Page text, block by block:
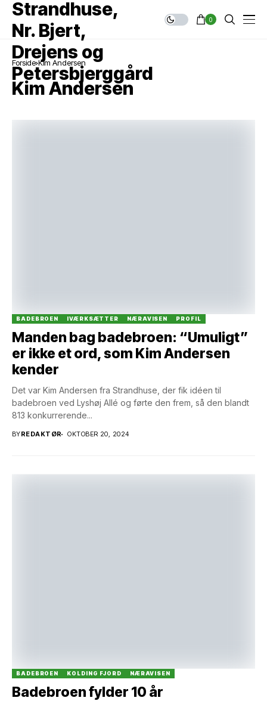
0
Forside Kim Andersen
Kim Andersen
BADEBROEN IVÆRKSÆTTER NÆRAVISEN PROFIL
Manden bag badebroen: “Umuligt”
er ikke et ord, som Kim Andersen
kender
Det var Kim Andersen fra Strandhuse, der fik idéen til
badebroen ved Lyshøj Allé og førte den frem, så den blandt
813 konkurrerende...
BYREDAKTØR OKTOBER 20, 2024
BADEBROEN KOLDING FJORD NÆRAVISEN
Badebroen fylder 10 år